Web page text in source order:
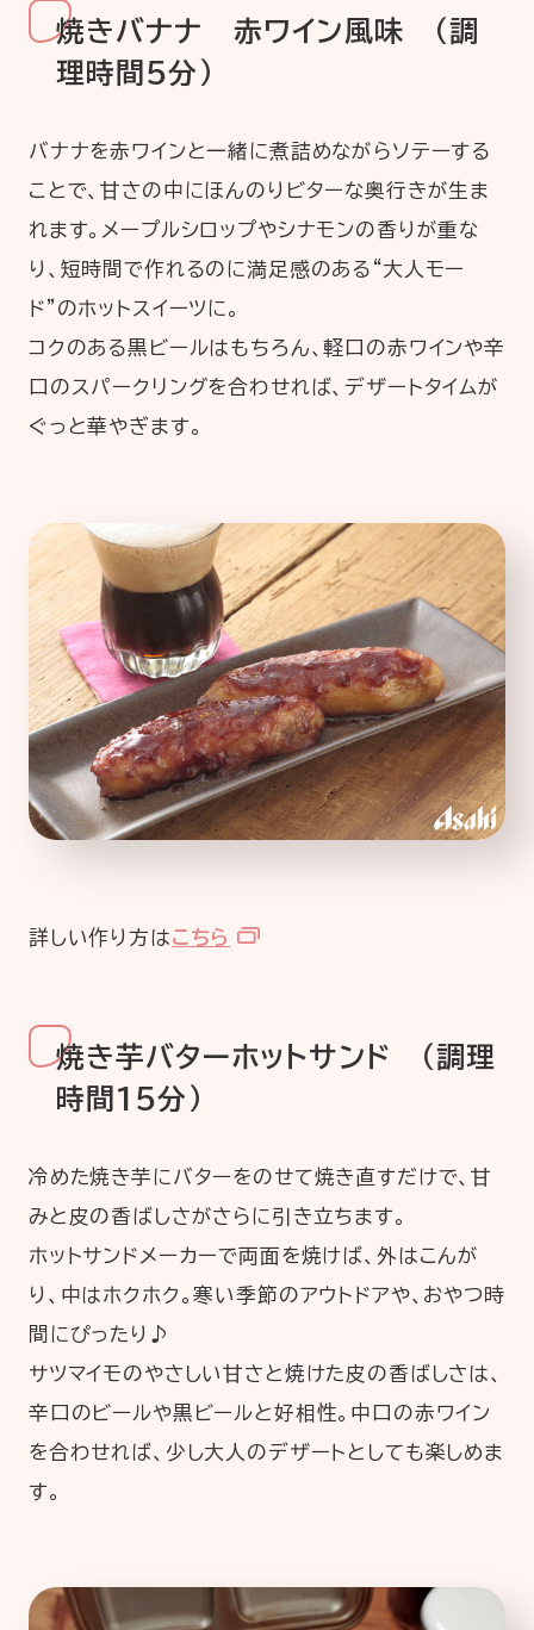
焼きバナナ 赤ワイン風味 （調
理時間5分）
バナナを赤ワインと一緒に煮詰めながらソテーする
ことで、甘さの中にほんのりビターな奥行きが生ま
れます。メープルシロップやシナモンの香りが重な
り、短時間で作れるのに満足感のある“大人モー
ド”のホットスイーツに。
コクのある黒ビールはもちろん、軽口の赤ワインや辛
口のスパークリングを合わせれば、デザートタイムが
ぐっと華やぎます。
詳しい作り方はこちら
焼き芋バターホットサンド （調理
時間15分）
冷めた焼き芋にバターをのせて焼き直すだけで、甘
みと皮の香ばしさがさらに引き立ちます。
ホットサンドメーカーで両面を焼けば、外はこんが
り、中はホクホク。寒い季節のアウトドアや、おやつ時
間にぴったり♪
サツマイモのやさしい甘さと焼けた皮の香ばしさは、
辛口のビールや黒ビールと好相性。中口の赤ワイン
を合わせれば、少し大人のデザートとしても楽しめま
す。